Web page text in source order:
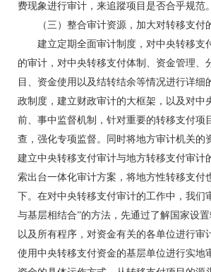
费现象进行审计，来追蹤项目是否合乎规范。
（三）整合审计资源，加大对转移支付
建立定期全面审计制度，对中央转移支
的审计，对中央转移支付体制、资金管理、
目、资金使用以及结转结余等情况进行详细
政制度，建立财政审计的大框架，以及对中
前、事中监督机制，针对重要的转移支付项
查，强化专项监督。同时将地方审计机关的
建立中央转移支付审计与地方转移支付审计
索出台一体化审计方案，将地方性转移支付
下。在对中央转移支付审计的工作中，我们
与基层相结合”的方法，先通过了解国家设
以及所有程序，对资金有关的各单位进行审
使用中央转移支付资金的基层单位进行实地